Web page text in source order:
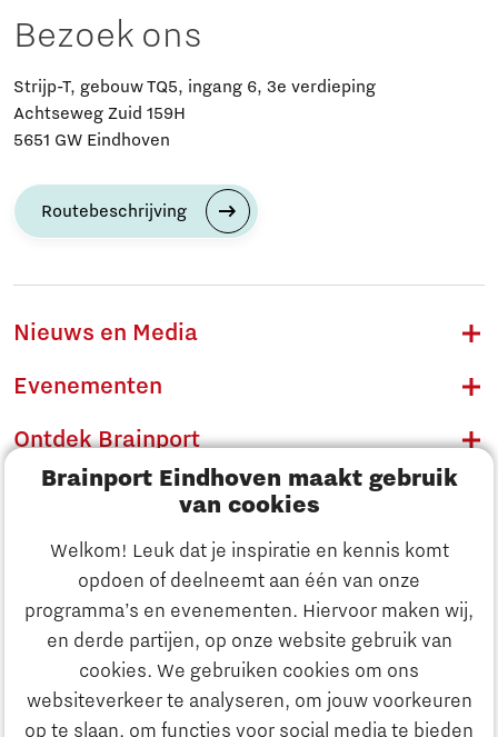
Brainport Eindhoven maakt gebruik
van cookies
Welkom! Leuk dat je inspiratie en kennis komt
opdoen of deelneemt aan één van onze
programma’s en evenementen. Hiervoor maken wij,
en derde partijen, op onze website gebruik van
cookies. We gebruiken cookies om ons
websiteverkeer te analyseren, om jouw voorkeuren
op te slaan, om functies voor social media te bieden
Ontdek Brainport
Innovatie
Bezoek ons
Strijp-T, gebouw TQ5, ingang 6, 3e verdieping
Achtseweg Zuid 159H
5651 GW Eindhoven
Routebeschrijving
Nieuws en Media
Evenementen
Ontdek Brainport
Innovatie
Ondernemen
Onderwijs
Maatschappelijk
Strategie & Organisatie